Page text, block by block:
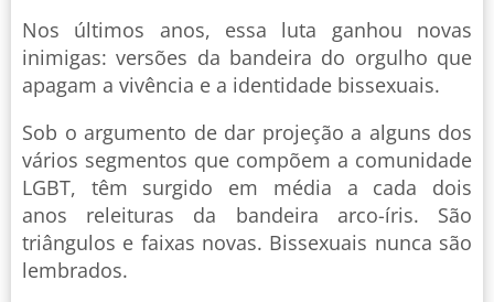
Nos últimos anos, essa luta ganhou novas
inimigas: versões da bandeira do orgulho que
apagam a vivência e a identidade bissexuais.
Sob o argumento de dar projeção a alguns dos
vários segmentos que compõem a comunidade
LGBT, têm surgido em média a cada dois
anos releituras da bandeira arco-íris. São
triângulos e faixas novas. Bissexuais nunca são
lembrados.